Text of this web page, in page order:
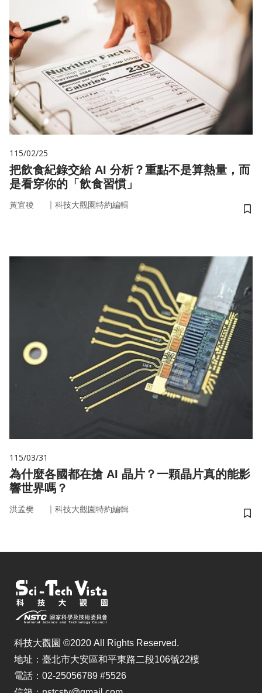
115/02/25
把飲食紀錄交給 AI 分析？重點不是算熱量，而
是看穿你的「飲食習慣」
黃宜稜 ｜ 科技大觀園特約編輯
儲
115/03/31
為什麼各國都在搶 AI 晶片？一顆晶片真的能影
響世界嗎？
洪孟樊 ｜ 科技大觀園特約編輯
儲
科技大觀園 ©2020 All Rights Reserved.
地址：臺北市大安區和平東路二段106號22樓
電話：02-25056789 #5526